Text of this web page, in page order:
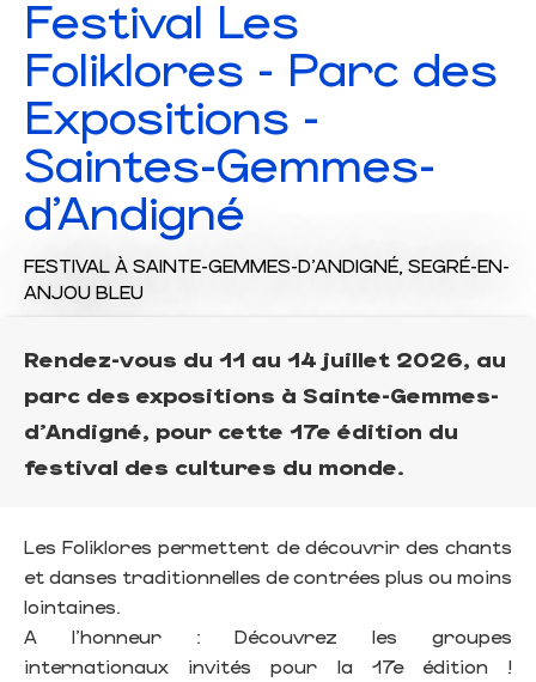
Festival Les
Foliklores - Parc des
Expositions -
Saintes-Gemmes-
d'Andigné
FESTIVAL À SAINTE-GEMMES-D'ANDIGNÉ, SEGRÉ-EN-
ANJOU BLEU
Rendez-vous du 11 au 14 juillet 2026, au
parc des expositions à Sainte-Gemmes-
d'Andigné, pour cette 17e édition du
festival des cultures du monde.
Les Foliklores permettent de découvrir des chants
et danses traditionnelles de contrées plus ou moins
lointaines.
A l'honneur : Découvrez les groupes
internationaux invités pour la 17e édition !